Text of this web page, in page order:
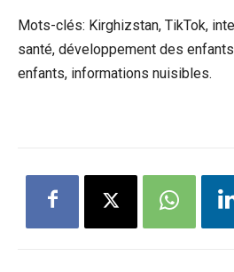
Mots-clés: Kirghizstan, TikTok,
santé, développement des
enfants, informations nuisibles.